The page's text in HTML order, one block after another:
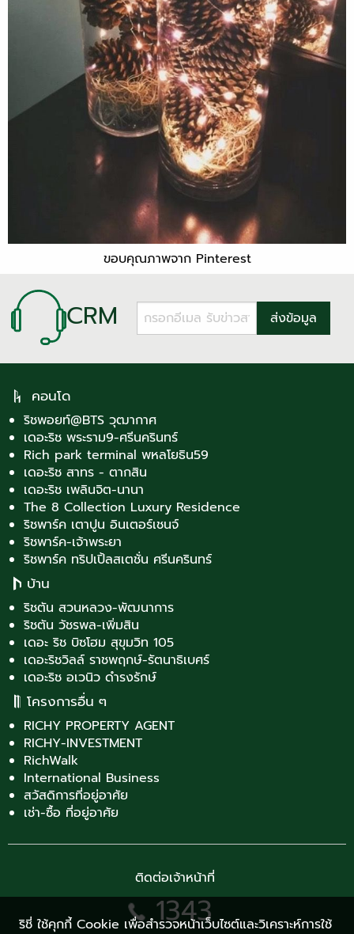
ขอบคุณภาพจาก Pinterest
ริชี่ ใช้คุกกี้ Cookie เพื่อสำรวจหน้าเว็บไซต์และวิเคราะห์การใช้
CRM
คอนโด
ริชพอยท์@BTS วุฒากาศ
เดอะริช พระราม9-ศรีนครินทร์
Rich park terminal พหลโยธิน59
เดอะริช สาทร - ตากสิน
เดอะริช เพลินจิต-นานา
The 8 Collection Luxury Residence
ริชพาร์ค เตาปูน อินเตอร์เชนจ์
ริชพาร์ค-เจ้าพระยา
ริชพาร์ค ทริปเปิ้ลสเตชั่น ศรีนครินทร์
บ้าน
ริชตัน สวนหลวง-พัฒนาการ
ริชตัน วัชรพล-เพิ่มสิน
เดอะ ริช บิซโฮม สุขุมวิท 105
เดอะริชวิลล์ ราชพฤกษ์-รัตนาธิเบศร์
เดอะริช อเวนิว ดำรงรักษ์
โครงการอื่น ๆ
RICHY PROPERTY AGENT
RICHY-INVESTMENT
RichWalk
International Business
สวัสดิการที่อยู่อาศัย
เช่า-ซื้อ ที่อยู่อาศัย
ติดต่อเจ้าหน้าที่
1343